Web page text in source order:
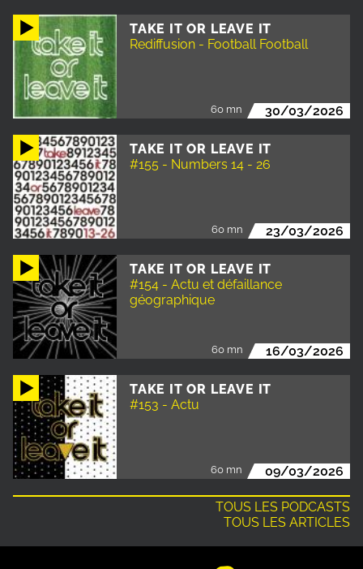
TAKE IT OR LEAVE IT
Rediffusion - Football Football
60 mn 30/03/2026
TAKE IT OR LEAVE IT
#155 - Numbers 14 - 26
60 mn 23/03/2026
TAKE IT OR LEAVE IT
#154 - Actu et défaillance
géographique
60 mn 16/03/2026
TAKE IT OR LEAVE IT
#153 - Actu
60 mn 09/03/2026
TOUS LES PODCASTS
TOUS LES ARTICLES